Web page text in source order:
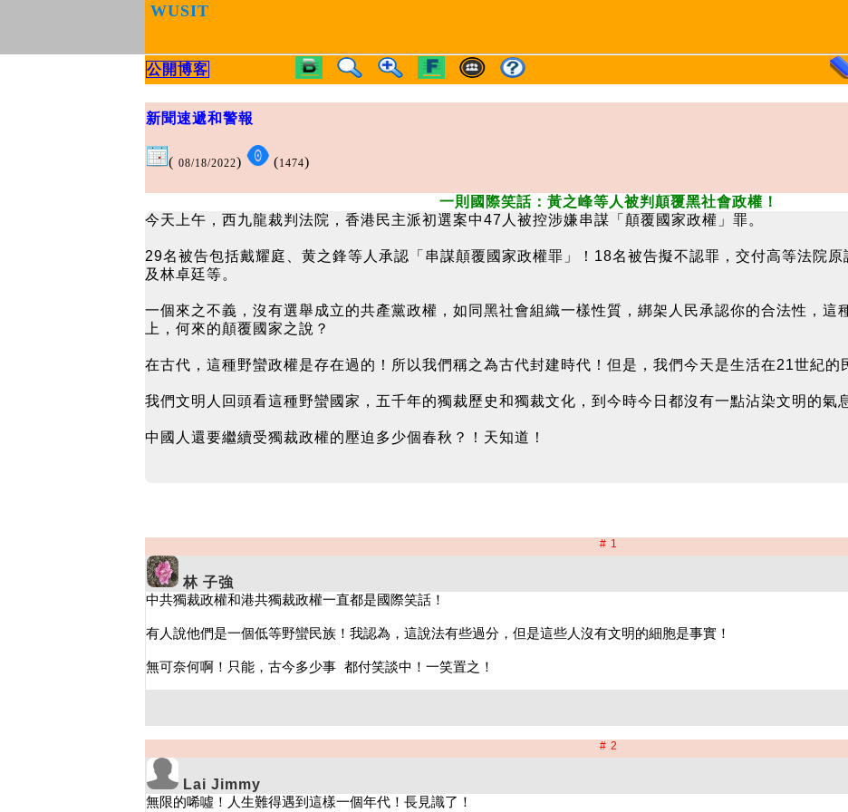
WUSIT
公開博客
新聞速遞和警報
( 08/18/2022) (1474)
一則國際笑話：黃之峰等人被判顛覆黑社會政權！
今天上午，西九龍裁判法院，香港民主派初選案中47人被控涉嫌串謀「顛覆國家政權」罪。
29名被告包括戴耀庭、黄之鋒等人承認「串謀顛覆國家政權罪」！18名被告擬不認罪，交付高等法院
及林卓廷等。
一個來之不義，沒有選舉成立的共產黨政權，如同黑社會組織一樣性質，綁架人民承認你的合法性，這
上，何來的顛覆國家之說？
在古代，這種野蠻政權是存在過的！所以我們稱之為古代封建時代！但是，我們今天是生活在21世紀的
我們文明人回頭看這種野蠻國家，五千年的獨裁歷史和獨裁文化，到今時今日都沒有一點沾染文明的氣
中國人還要繼續受獨裁政權的壓迫多少個春秋？！天知道！
# 1
林 子強
# 2
Lai Jimmy